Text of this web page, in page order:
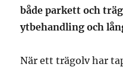
både parkett och
ytbehandling och
När ett trägolv har